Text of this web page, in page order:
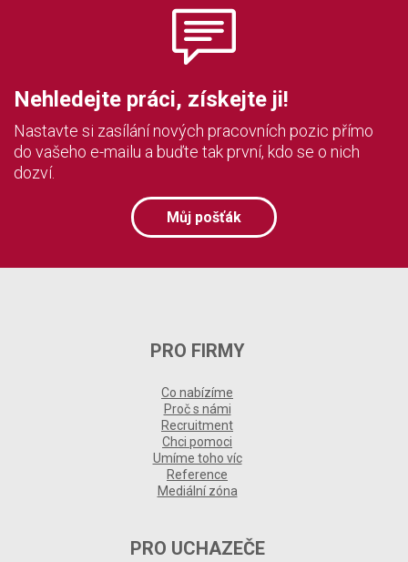
Nehledejte práci, získejte ji!
Nastavte si zasílání nových pracovních pozic přímo
do vašeho e-mailu a buďte tak první, kdo se o nich
dozví.
Můj pošťák
PRO FIRMY
Co nabízíme
Proč s námi
Recruitment
Chci pomoci
Umíme toho víc
Reference
Mediální zóna
PRO UCHAZEČE